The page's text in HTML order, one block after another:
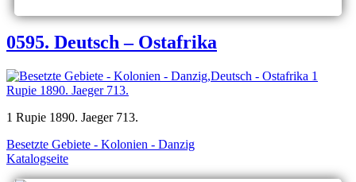
0595. Deutsch – Ostafrika
1 Rupie 1890. Jaeger 713.
Besetzte Gebiete - Kolonien - Danzig
Katalogseite